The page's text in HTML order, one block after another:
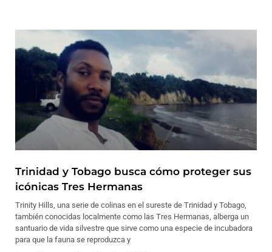
Trinidad y Tobago busca cómo proteger sus
icónicas Tres Hermanas
Trinity Hills, una serie de colinas en el sureste de Trinidad y Tobago,
también conocidas localmente como las Tres Hermanas, alberga un
santuario de vida silvestre que sirve como una especie de incubadora
para que la fauna se reproduzca y